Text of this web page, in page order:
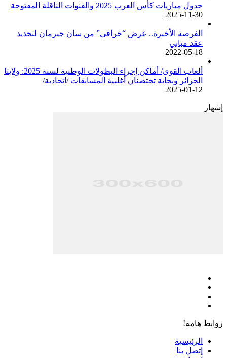
جدول مباريات كأس العرب 2025 والقنوات الناقلة المفتوحة
2025-11-30
الفرصة الأخيرة.. عرض “خرافي” من سان جيرمان لتجديد
عقد مبابي
2022-05-18
ألعاب القوى/ أماكن إجراء البطولات الوطنية لسنة 2025: ولايتا
الجزائر وبجاية تحتضنان أغلبية المسابقات /اتحادية/
2025-01-12
إشهار
روابط هامة!
الرئيسية
إتصل بنا